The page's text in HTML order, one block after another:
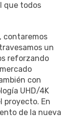
que todos
contaremos
un
reforzando
con
UHD/4K
proyecto. En
de la nueva